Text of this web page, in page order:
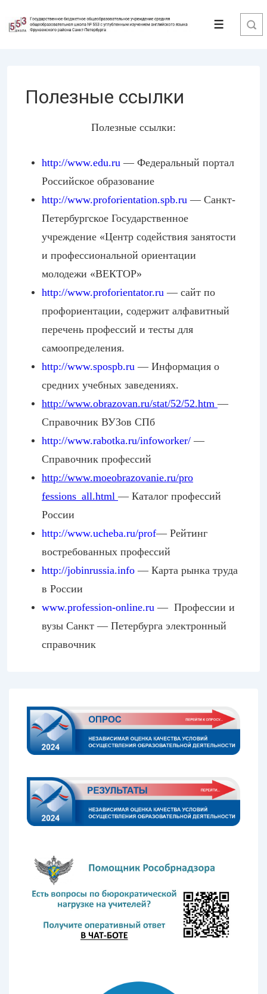
Перейти
Меню
Полезные ссылки
Полезные ссылки:
http://www.edu.ru — Федеральный портал
Российское образование
http://www.proforientation.spb.ru — Санкт-
Петербургское Государственное
учреждение «Центр содействия занятости
и профессиональной ориентации
молодежи «ВЕКТОР»
http://www.proforientator.ru — сайт по
профориентации, содержит алфавитный
перечень профессий и тесты для
самоопределения.
http://www.spospb.ru — Информация о
средних учебных заведениях.
http://www.obrazovan.ru/stat/52/52.htm —
Справочник ВУЗов СПб
http://www.rabotka.ru/infoworker/ —
Справочник профессий
http://www.moeobrazovanie.ru/pro
fessions_all.html — Каталог профессий
России
http://www.ucheba.ru/prof— Рейтинг
востребованных профессий
http://jobinrussia.info — Карта рынка труда
в России
www.profession-online.ru — Профессии и
вузы Санкт — Петербурга электронный
справочник